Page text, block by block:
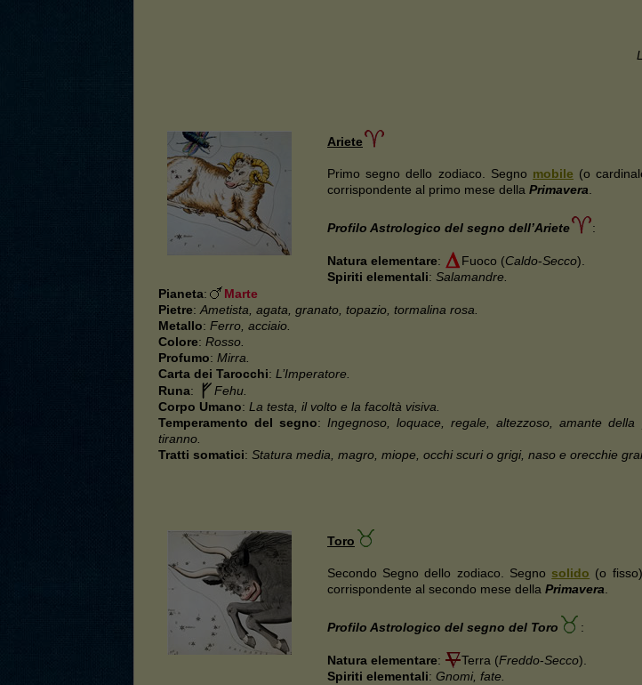
Ariete
Primo segno dello zodiaco. Segno mobile (o
corrispondente al primo mese della Primavera.
Profilo Astrologico del segno dell’Ariete :
Natura elementare: Fuoco (Caldo-Secco).
Spiriti elementali: Salamandre.
Pianeta:
Marte
Pietre:Ametista, agata, granato, topazio, tormalina rosa.
Metallo: Ferro, acciaio.
Colore: Rosso.
Profumo: Mirra.
Carta dei Tarocchi: L’Imperatore.
Runa:
Fehu.
Corpo Umano: La testa, il volto e la facoltà visiva.
Temperamento del segno:Ingegnoso, loquace, regale, altezzoso, amante
tiranno.
Tratti somatici: Statura media, magro, miope, occhi scuri o grigi, naso e orecchie
Toro
Secondo Segno dello zodiaco. Segno solido (o
corrispondente al secondo mese della Primavera.
Profilo Astrologico del segno del Toro :
Natura elementare: Terra (Freddo-Secco).
Spiriti elementali: Gnomi, fate.